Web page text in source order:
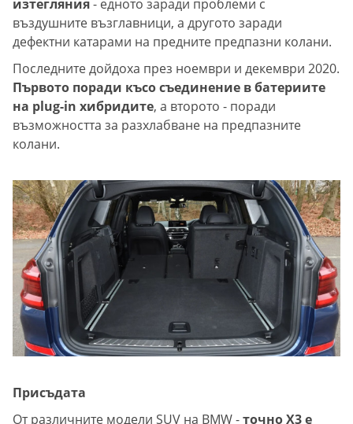
изтегляния- едното заради проблеми с
въздушните възглавници, а другото заради
дефектни катарами на предните предпазни колани.
Последните дойдоха през ноември и декември 2020.
Първото поради късо съединение в батериите
на plug-in хибридите, а второто - поради
възможността за разхлабване на предпазните
колани.
Присъдата
От различните модели SUV на BMW -точно X3 е